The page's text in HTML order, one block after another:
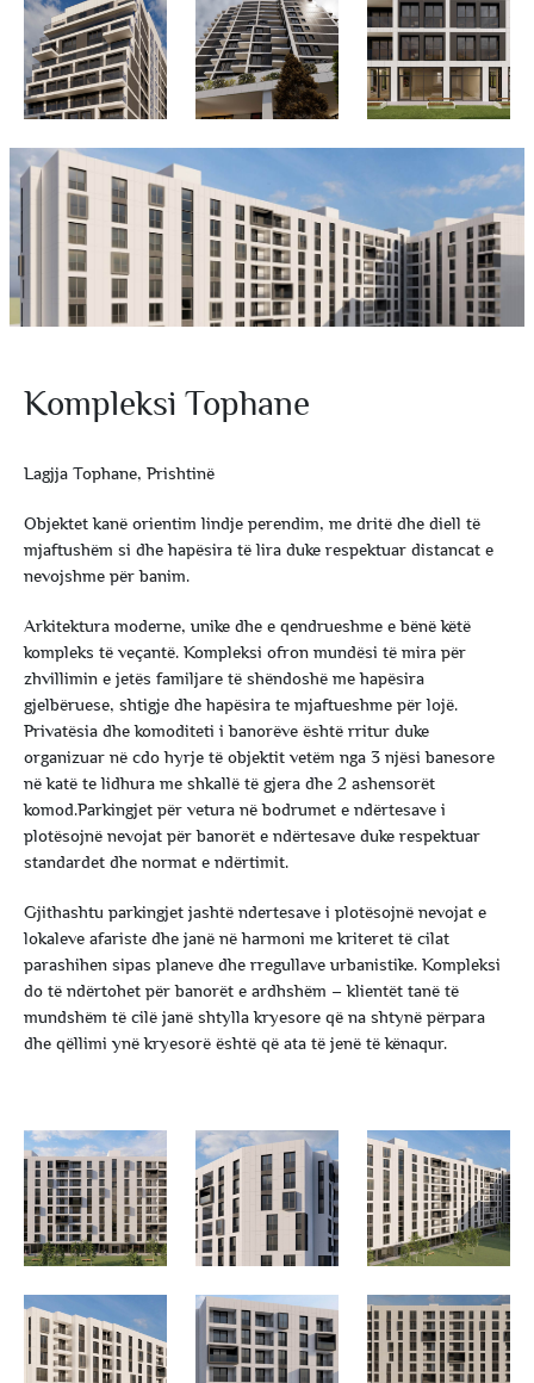
Kompleksi Tophane
Lagjja Tophane, Prishtinë
Objektet kanë orientim lindje perendim, me dritë dhe diell të
mjaftushëm si dhe hapësira të lira duke respektuar distancat e
nevojshme për banim.
Arkitektura moderne, unike dhe e qendrueshme e bënë këtë
kompleks të veçantë. Kompleksi ofron mundësi të mira për
zhvillimin e jetës familjare të shëndoshë me hapësira
gjelbëruese, shtigje dhe hapësira te mjaftueshme për lojë.
Privatësia dhe komoditeti i banorëve është rritur duke
organizuar në cdo hyrje të objektit vetëm nga 3 njësi banesore
në katë te lidhura me shkallë të gjera dhe 2 ashensorët
komod.Parkingjet për vetura në bodrumet e ndërtesave i
plotësojnë nevojat për banorët e ndërtesave duke respektuar
standardet dhe normat e ndërtimit.
Gjithashtu parkingjet jashtë ndertesave i plotësojnë nevojat e
lokaleve afariste dhe janë në harmoni me kriteret të cilat
parashihen sipas planeve dhe rregullave urbanistike. Kompleksi
do të ndërtohet për banorët e ardhshëm – klientët tanë të
mundshëm të cilë janë shtylla kryesore që na shtynë përpara
dhe qëllimi ynë kryesorë është që ata të jenë të kënaqur.